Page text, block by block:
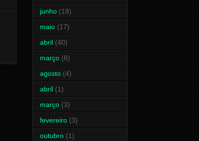
junho (18)
maio (17)
abril (40)
março (8)
agosto (4)
abril (1)
março (3)
fevereiro (3)
outubro (1)